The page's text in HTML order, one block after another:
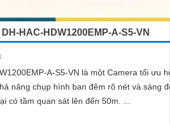
HAC-HDW1200EMP-A-S5-VN
A-S5-VN là một Camera tối ưu
năng chụp hình ban đêm rõ nét và sáng
có tầm quan sát lên đến 50m. ...